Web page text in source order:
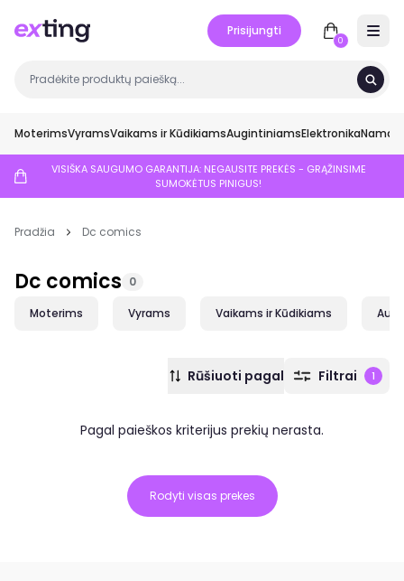
Prisijungti
0
MoterimsVyramsVaikams ir KūdikiamsAugintiniamsElektronikaNamai
VISIŠKA SAUGUMO GARANTIJA: NEGAUSITE PREKĖS - GRĄŽINSIME
SUMOKĖTUS PINIGUS!
Pradžia Dc comics
Dc comics 0
Moterims Vyrams Vaikams ir Kūdikiams
Rūšiuoti pagal Filtrai 1
Pagal paieškos kriterijus prekių nerasta.
Rodyti visas prekes